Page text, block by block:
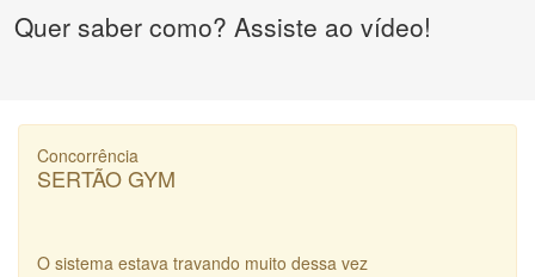
Quer saber como? Assiste ao vídeo!
Concorrência
SERTÃO GYM
O sistema estava travando muito dessa vez